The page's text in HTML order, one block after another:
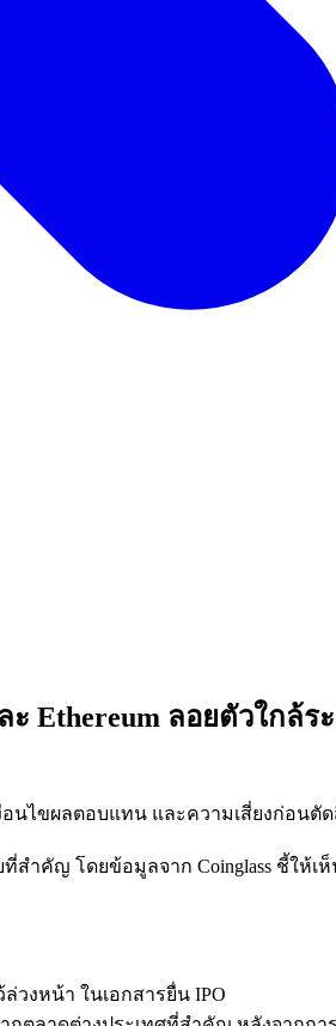
ะ Ethereum ลอยตัวใกล้
นไขผลตอบแทน และความเสี่ยงก่อนตั
สำคัญ โดยข้อมูลจาก Coinglass ชี้ให้
วงหน้า ในเอกสารยื่น IPO